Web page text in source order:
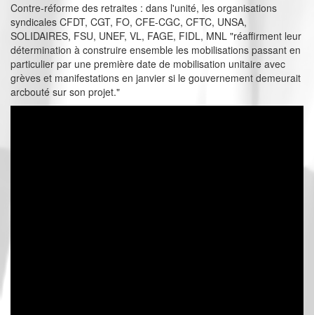
Contre-réforme des retraites : dans l'unité, les organisations
syndicales CFDT, CGT, FO, CFE-CGC, CFTC, UNSA,
SOLIDAIRES, FSU, UNEF, VL, FAGE, FIDL, MNL "réaffirment leur
détermination à construire ensemble les mobilisations passant en
particulier par une première date de mobilisation unitaire avec
grèves et manifestations en janvier si le gouvernement demeurait
arcbouté sur son projet."